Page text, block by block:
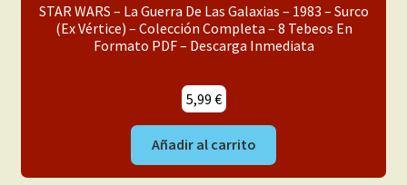
STAR WARS – La Guerra De Las Galaxias – 1983 – Surco
(Ex Vértice) – Colección Completa – 8 Tebeos En
Formato PDF – Descarga Inmediata
5,99 €
Añadir al carrito